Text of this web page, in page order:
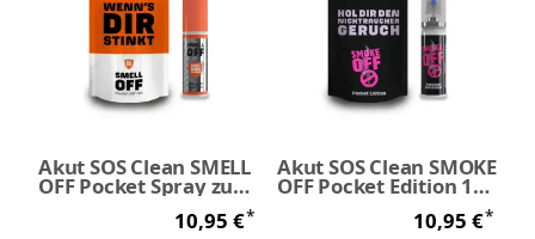
Akut SOS Clean SMELL
OFF Pocket Spray zur
Geruchsneutralisierung
10,95 €*
Akut SOS Clean SMOKE
OFF Pocket Edition 15
10,95 €*